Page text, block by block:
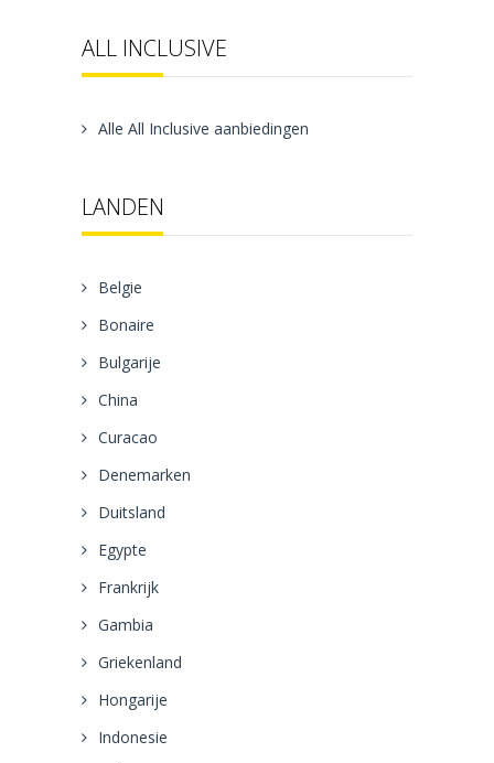
ALL INCLUSIVE
Alle All Inclusive aanbiedingen
LANDEN
Belgie
Bonaire
Bulgarije
China
Curacao
Denemarken
Duitsland
Egypte
Frankrijk
Gambia
Griekenland
Hongarije
Indonesie